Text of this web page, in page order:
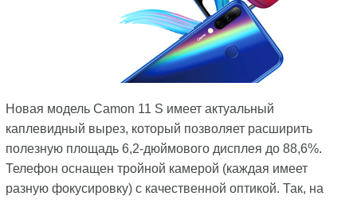
Новая модель Camon 11 S имеет актуальный
каплевидный вырез, который позволяет расширить
полезную площадь 6,2-дюймового дисплея до 88,6%.
Телефон оснащен тройной камерой (каждая имеет
разную фокусировку) с качественной оптикой. Так, на